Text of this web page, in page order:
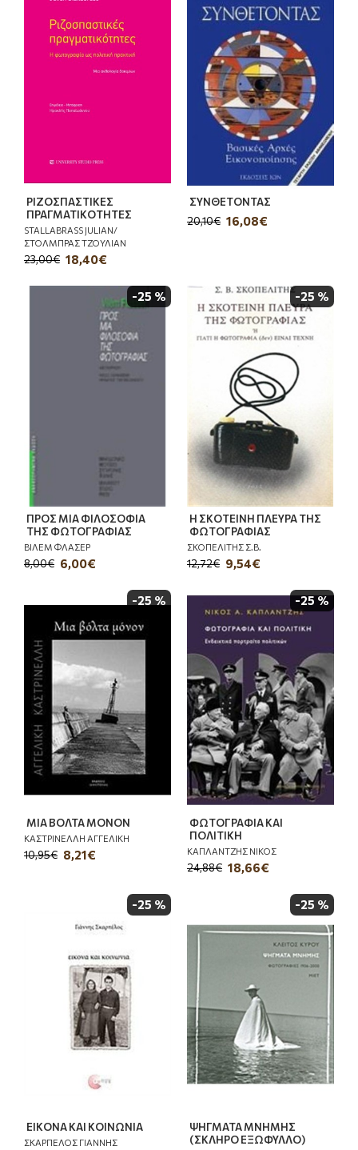
ΡΙΖΟΣΠΑΣΤΙΚΕΣ
ΠΡΑΓΜΑΤΙΚΟΤΗΤΕΣ
STALLABRASS JULIAN/
ΣΤΟΛΜΠΡΑΣ ΤΖΟΥΛΙΑΝ
18,40€
23,00€
ΣΥΝΘΕΤΟΝΤΑΣ
16,08€
20,10€
-25 %
ΠΡΟΣ ΜΙΑ ΦΙΛΟΣΟΦΙΑ
ΤΗΣ ΦΩΤΟΓΡΑΦΙΑΣ
ΒΙΛΕΜ ΦΛΑΣΕΡ
6,00€
8,00€
-25 %
Η ΣΚΟΤΕΙΝΗ ΠΛΕΥΡΑ ΤΗΣ
ΦΩΤΟΓΡΑΦΙΑΣ
ΣΚΟΠΕΛΙΤΗΣ Σ.Β.
9,54€
12,72€
-25 %
ΜΙΑ ΒΟΛΤΑ ΜΟΝΟΝ
ΚΑΣΤΡΙΝΕΛΛΗ ΑΓΓΕΛΙΚΗ
8,21€
10,95€
-25 %
ΦΩΤΟΓΡΑΦΙΑ ΚΑΙ
ΠΟΛΙΤΙΚΗ
ΚΑΠΛΑΝΤΖΗΣ ΝΙΚΟΣ
18,66€
24,88€
-25 %
ΕΙΚΟΝΑ ΚΑΙ ΚΟΙΝΩΝΙΑ
ΣΚΑΡΠΕΛΟΣ ΓΙΑΝΝΗΣ
-25 %
ΨΗΓΜΑΤΑ ΜΝΗΜΗΣ
(ΣΚΛΗΡΟ ΕΞΩΦΥΛΛΟ)